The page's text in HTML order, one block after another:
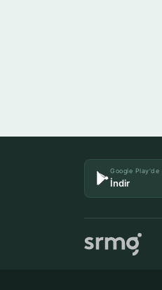
Google Play'de
İndir